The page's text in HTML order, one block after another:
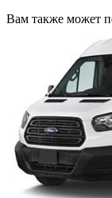
Вам также может